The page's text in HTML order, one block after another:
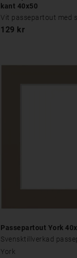
kant 40x50
Vit passepartout med
129 kr
Passepartout York
Svensktillverkad
York